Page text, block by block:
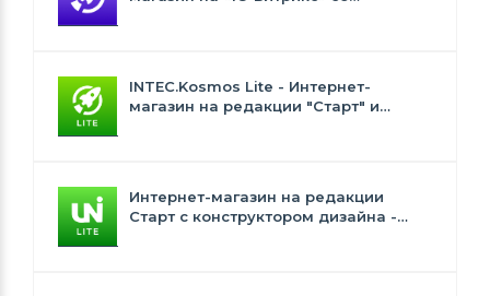
INTEC.Kosmos Lite - Интернет-
магазин на редакции "Старт" и
Интернет-магазин на редакции
Старт с конструктором дизайна -